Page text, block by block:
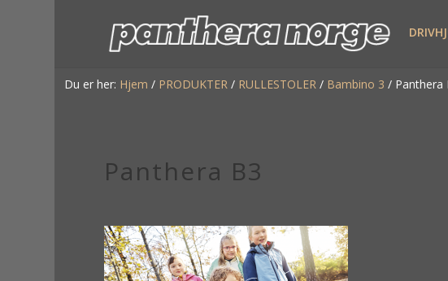
Du er her: Hjem / PRODUKTER / RULLESTOLER / Bambino 3 / Panthera
Panthera B3